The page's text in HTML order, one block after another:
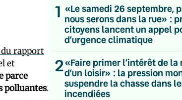
rapport
et
parce
polluantes.
1 «Le samedi 26 septembre,
nous serons dans la rue» :
citoyens lancent un appel
d’urgence climatique
2«Faire primer l’intérêt de la
d’un loisir» : la pression
suspendre la chasse dans
incendiées